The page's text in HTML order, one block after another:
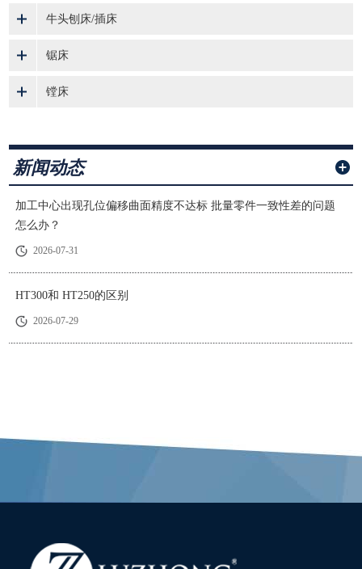
牛头刨床/插床
锯床
镗床
新闻动态
加工中心出现孔位偏移曲面精度不达标 批量零件一致性差的问题
怎么办？
2026-07-31
HT300和 HT250的区别
2026-07-29